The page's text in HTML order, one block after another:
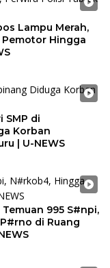
Lampu Merah,
Hingga
SMP di
Korban
| U-NEWS
995 S#npi,
di Ruang